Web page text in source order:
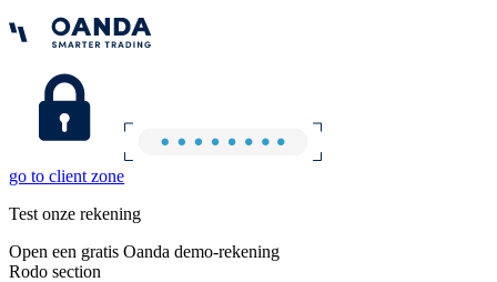
go to client zone
Test onze rekening
Open een gratis Oanda demo-rekening
Rodo section